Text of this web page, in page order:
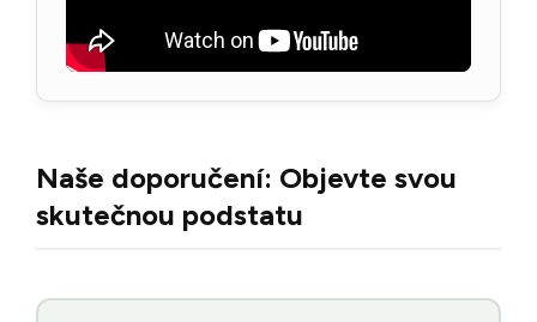
Naše doporučení: Objevte svou
skutečnou podstatu